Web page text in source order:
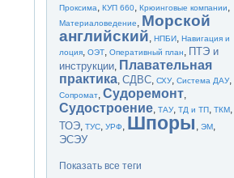
Проксима,КУП 660,Крюинговые компании,
Материаловедение, Морской
английский,НПБИ,Навигация и
лоция,ОЭТ,Оперативный план, ПТЭ и
инструкции, Плавательная
практика,СДВС,СХУ,Система ДАУ,
Сопромат,Судоремонт,
Судостроение,ТАУ,ТД и ТП,ТКМ,
ТОЭ,ТУС,УРФ, Шпоры ,ЭМ,
ЭСЭУ
Показать все теги